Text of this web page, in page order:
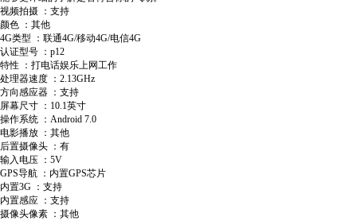
视频拍摄 ：支持
颜色 ：其他
4G类型 ：联通4G/移动4G/电信4G
认证型号 ：p12
特性 ：打电话娱乐上网工作
处理器速度 ：2.13GHz
方向感应器 ：支持
屏幕尺寸 ：10.1英寸
操作系统 ：Android 7.0
电影播放 ：其他
后置摄像头 ：有
输入电压 ：5V
GPS导航 ：内置GPS芯片
内置3G ：支持
内置感应 ：支持
摄像头像素 ：其他